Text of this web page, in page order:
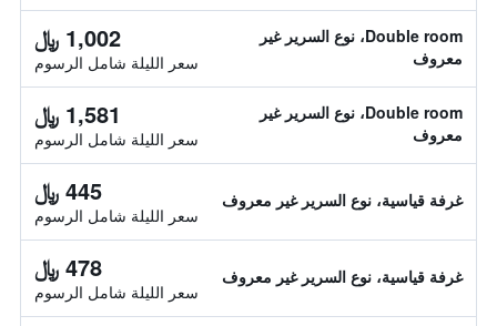
Double room، نوع السرير غير
معروف
1,002 ﷼
سعر الليلة شامل الرسوم
Double room، نوع السرير غير
معروف
1,581 ﷼
سعر الليلة شامل الرسوم
غرفة قياسية، نوع السرير غير معروف 445 ﷼
سعر الليلة شامل الرسوم
غرفة قياسية، نوع السرير غير معروف 478 ﷼
سعر الليلة شامل الرسوم